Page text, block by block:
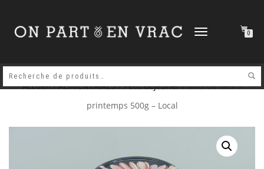
DÉPLIER
0
Accueil/ALIMENTAIRES/Petit déjeuner/ Miel de fleurs
printemps 500g – Local